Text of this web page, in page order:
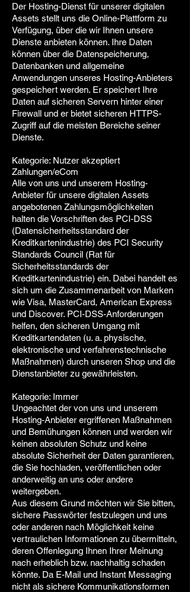
Der Hosting-Dienst für unserer digitalen
Assets stellt uns die Online-Plattform zu
Verfügung, über die wir Ihnen unsere
Dienste anbieten können. Ihre Daten
können über die Datenspeicherung,
Datenbanken und allgemeine
Anwendungen unseres Hosting-Anbieters
gespeichert werden. Er speichert Ihre
Daten auf sicheren Servern hinter einer
Firewall und er bietet sicheren HTTPS-
Zugriff auf die meisten Bereiche seiner
Dienste.
Kategorie: Nutzer akzeptiert
Zahlungen/eCom
Alle von uns und unserem Hosting-
Anbieter für unsere digitalen Assets
angebotenen Zahlungsmöglichkeiten
halten die Vorschriften des PCI-DSS
(Datensicherheitsstandard der
Kreditkartenindustrie) des PCI Security
Standards Council (Rat für
Sicherheitsstandards der
Kreditkartenindustrie) ein. Dabei handelt es
sich um die Zusammenarbeit von Marken
wie Visa, MasterCard, American Express
und Discover. PCI-DSS-Anforderungen
helfen, den sicheren Umgang mit
Kreditkartendaten (u. a. physische,
elektronische und verfahrenstechnische
Maßnahmen) durch unseren Shop und die
Dienstanbieter zu gewährleisten.
Kategorie: Immer
Ungeachtet der von uns und unserem
Hosting-Anbieter ergriffenen Maßnahmen
und Bemühungen können und werden wir
keinen absoluten Schutz und keine
absolute Sicherheit der Daten garantieren,
die Sie hochladen, veröffentlichen oder
anderweitig an uns oder andere
weitergeben.
Aus diesem Grund möchten wir Sie bitten,
sichere Passwörter festzulegen und uns
oder anderen nach Möglichkeit keine
vertraulichen Informationen zu übermitteln,
deren Offenlegung Ihnen Ihrer Meinung
nach erheblich bzw. nachhaltig schaden
könnte. Da E-Mail und Instant Messaging
nicht als sichere Kommunikationsformen